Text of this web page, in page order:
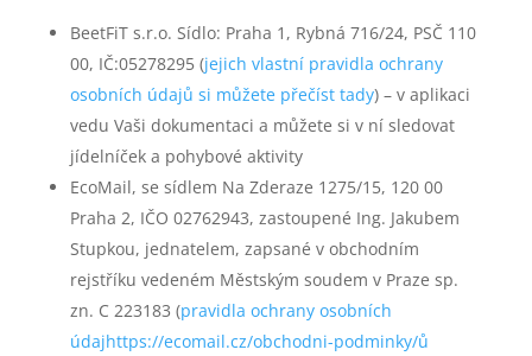
BeetFiT s.r.o. Sídlo: Praha 1, Rybná 716/24, PSČ 110
00, IČ:05278295 (jejich vlastní pravidla ochrany
osobních údajů si můžete přečíst tady) – v aplikaci
vedu Vaši dokumentaci a můžete si v ní sledovat
jídelníček a pohybové aktivity
EcoMail, se sídlem Na Zderaze 1275/15, 120 00
Praha 2, IČO 02762943, zastoupené Ing. Jakubem
Stupkou, jednatelem, zapsané v obchodním
rejstříku vedeném Městským soudem v Praze sp.
zn. C 223183 (pravidla ochrany osobních
údajhttps://ecomail.cz/obchodni-podminky/ů